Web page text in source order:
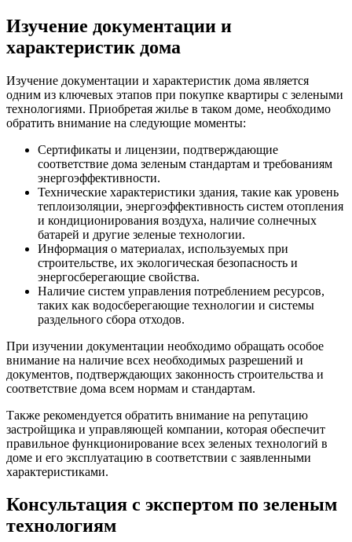
Изучение документации и
характеристик дома
Изучение документации и характеристик дома является
одним из ключевых этапов при покупке квартиры с зелеными
технологиями. Приобретая жилье в таком доме, необходимо
обратить внимание на следующие моменты:
Сертификаты и лицензии, подтверждающие
соответствие дома зеленым стандартам и требованиям
энергоэффективности.
Технические характеристики здания, такие как уровень
теплоизоляции, энергоэффективность систем отопления
и кондиционирования воздуха, наличие солнечных
батарей и другие зеленые технологии.
Информация о материалах, используемых при
строительстве, их экологическая безопасность и
энергосберегающие свойства.
Наличие систем управления потреблением ресурсов,
таких как водосберегающие технологии и системы
раздельного сбора отходов.
При изучении документации необходимо обращать особое
внимание на наличие всех необходимых разрешений и
документов, подтверждающих законность строительства и
соответствие дома всем нормам и стандартам.
Также рекомендуется обратить внимание на репутацию
застройщика и управляющей компании, которая обеспечит
правильное функционирование всех зеленых технологий в
доме и его эксплуатацию в соответствии с заявленными
характеристиками.
Консультация с экспертом по зеленым
технологиям